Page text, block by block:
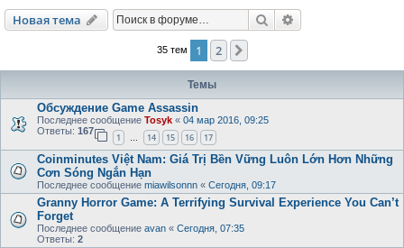
Новая тема Поиск
35 тем 1 2
Темы
Обсуждение Game Assassin
Последнее сообщение Tosyk « 04 мар 2016, 09:25
Ответы: 167
1 … 14 15 16 17
Coinminutes Việt Nam: Giá Trị Bền Vững Luôn Lớn Hơn Những
Cơn Sóng Ngắn Hạn
Последнее сообщение miawilsonnn « Сегодня, 09:17
Granny Horror Game: A Terrifying Survival Experience You Can’t
Forget
Последнее сообщение avan « Сегодня, 07:35
Ответы: 2